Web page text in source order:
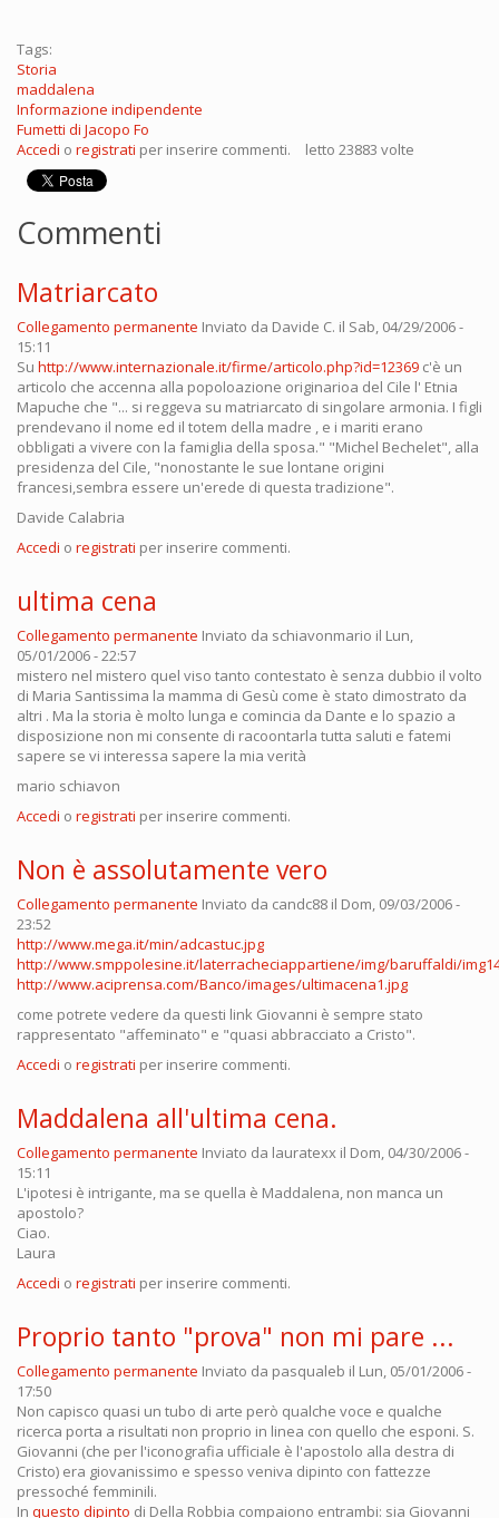
Tags:
Storia
maddalena
Informazione indipendente
Fumetti di Jacopo Fo
Accedi o registrati per inserire commenti. letto 23883 volte
Commenti
Matriarcato
Collegamento permanente Inviato da Davide C. il Sab, 04/29/2006 -
15:11
Su http://www.internazionale.it/firme/articolo.php?id=12369 c'è un
articolo che accenna alla popoloazione originarioa del Cile l' Etnia
Mapuche che "... si reggeva su matriarcato di singolare armonia. I figli
prendevano il nome ed il totem della madre , e i mariti erano
obbligati a vivere con la famiglia della sposa." "Michel Bechelet", alla
presidenza del Cile, "nonostante le sue lontane origini
francesi,sembra essere un'erede di questa tradizione".
Davide Calabria
Accedi o registrati per inserire commenti.
ultima cena
Collegamento permanente Inviato da schiavonmario il Lun,
05/01/2006 - 22:57
mistero nel mistero quel viso tanto contestato è senza dubbio il volto
di Maria Santissima la mamma di Gesù come è stato dimostrato da
altri . Ma la storia è molto lunga e comincia da Dante e lo spazio a
disposizione non mi consente di racoontarla tutta saluti e fatemi
sapere se vi interessa sapere la mia verità
mario schiavon
Accedi o registrati per inserire commenti.
Non è assolutamente vero
Collegamento permanente Inviato da candc88 il Dom, 09/03/2006 -
23:52
http://www.mega.it/min/adcastuc.jpg
http://www.smppolesine.it/laterracheciappartiene/img/baruffaldi/
http://www.aciprensa.com/Banco/images/ultimacena1.jpg
come potrete vedere da questi link Giovanni è sempre stato
rappresentato "affeminato" e "quasi abbracciato a Cristo".
Accedi o registrati per inserire commenti.
Maddalena all'ultima cena.
Collegamento permanente Inviato da lauratexx il Dom, 04/30/2006 -
15:11
L'ipotesi è intrigante, ma se quella è Maddalena, non manca un
apostolo?
Ciao.
Laura
Accedi o registrati per inserire commenti.
Proprio tanto "prova" non mi pare ...
Collegamento permanente Inviato da pasqualeb il Lun, 05/01/2006 -
17:50
Non capisco quasi un tubo di arte però qualche voce e qualche
ricerca porta a risultati non proprio in linea con quello che esponi. S.
Giovanni (che per l'iconografia ufficiale è l'apostolo alla destra di
Cristo) era giovanissimo e spesso veniva dipinto con fattezze
pressoché femminili.
In questo dipinto di Della Robbia compaiono entrambi: sia Giovanni